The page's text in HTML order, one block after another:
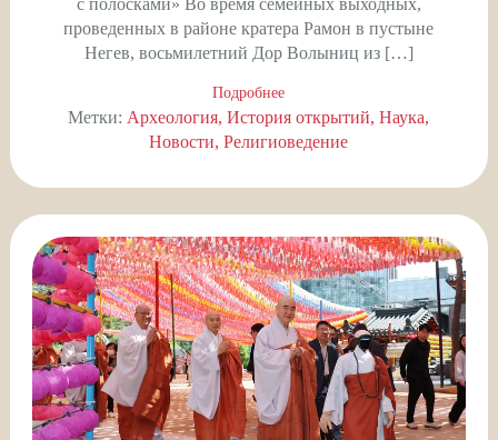
с полосками» Во время семейных выходных,
проведенных в районе кратера Рамон в пустыне
Негев, восьмилетний Дор Волыниц из […]
Подробнее
Метки: Археология История открытий Наука
Новости Религиоведение